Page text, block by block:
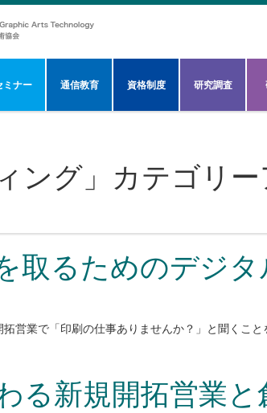
ミナー 通信教育 資格制度 研究調査
ング 」カテゴリ
取るためのデジ
営業で「印刷の仕事ありませんか？」と聞くこと
る新規開拓営業と